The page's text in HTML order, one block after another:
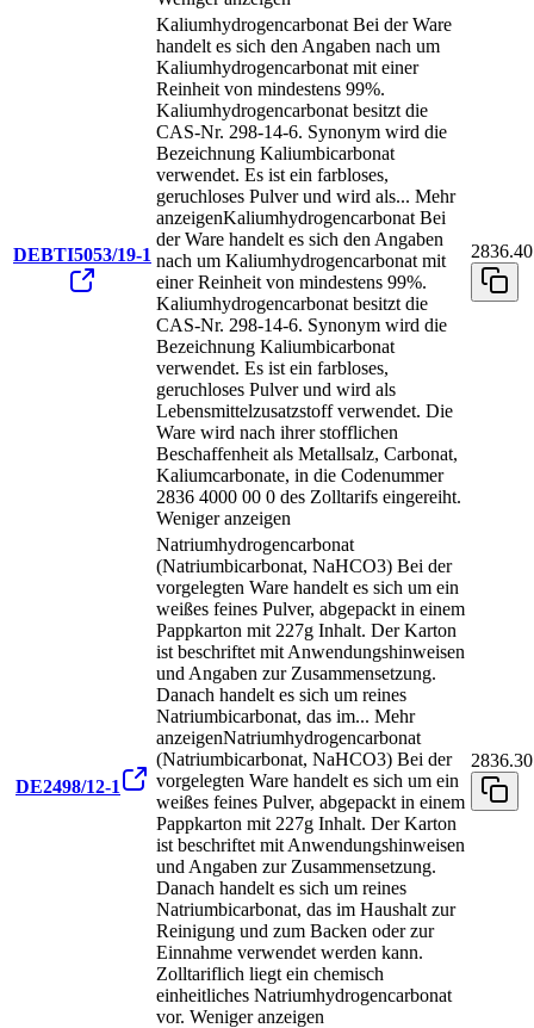
DEBTI5053/19-1
Kaliumhydrogencarbonat Bei der Ware
handelt es sich den Angaben nach um
Kaliumhydrogencarbonat mit einer
Reinheit von mindestens 99%.
Kaliumhydrogencarbonat besitzt die
CAS-Nr. 298-14-6. Synonym wird die
Bezeichnung Kaliumbicarbonat
verwendet. Es ist ein farbloses,
geruchloses Pulver und wird als... Mehr
anzeigenKaliumhydrogencarbonat Bei
der Ware handelt es sich den Angaben
nach um Kaliumhydrogencarbonat mit
einer Reinheit von mindestens 99%.
Kaliumhydrogencarbonat besitzt die
CAS-Nr. 298-14-6. Synonym wird die
Bezeichnung Kaliumbicarbonat
verwendet. Es ist ein farbloses,
geruchloses Pulver und wird als
Lebensmittelzusatzstoff verwendet. Die
Ware wird nach ihrer stofflichen
Beschaffenheit als Metallsalz, Carbonat,
Kaliumcarbonate, in die Codenummer
2836 4000 00 0 des Zolltarifs eingereiht.
Weniger anzeigen
DE2498/12-1
Natriumhydrogencarbonat
(Natriumbicarbonat, NaHCO3) Bei der
vorgelegten Ware handelt es sich um ein
weißes feines Pulver, abgepackt in einem
Pappkarton mit 227g Inhalt. Der Karton
ist beschriftet mit Anwendungshinweisen
und Angaben zur Zusammensetzung.
Danach handelt es sich um reines
Natriumbicarbonat, das im... Mehr
anzeigenNatriumhydrogencarbonat
(Natriumbicarbonat, NaHCO3) Bei der
vorgelegten Ware handelt es sich um ein
weißes feines Pulver, abgepackt in einem
Pappkarton mit 227g Inhalt. Der Karton
ist beschriftet mit Anwendungshinweisen
und Angaben zur Zusammensetzung.
Danach handelt es sich um reines
Natriumbicarbonat, das im Haushalt zur
Reinigung und zum Backen oder zur
Einnahme verwendet werden kann.
Zolltariflich liegt ein chemisch
einheitliches Natriumhydrogencarbonat
vor. Weniger anzeigen